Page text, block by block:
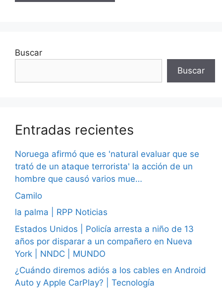
Buscar
Buscar
Entradas recientes
Noruega afirmó que es 'natural evaluar que se
trató de un ataque terrorista' la acción de un
hombre que causó varios mue…
Camilo
la palma | RPP Noticias
Estados Unidos | Policía arresta a niño de 13
años por disparar a un compañero en Nueva
York | NNDC | MUNDO
¿Cuándo diremos adiós a los cables en Android
Auto y Apple CarPlay? | Tecnología